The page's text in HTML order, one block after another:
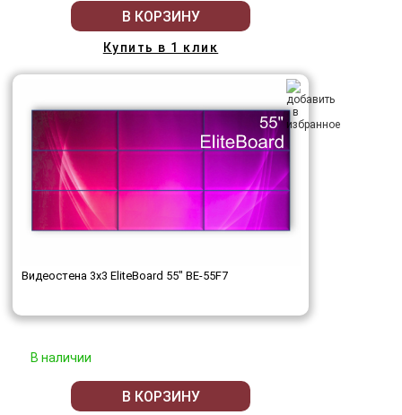
В КОРЗИНУ
Купить в 1 клик
Видеостена 3x3 EliteBoard 55" BE-55F7
В наличии
В КОРЗИНУ